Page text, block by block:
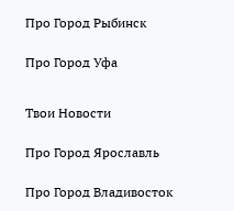
Про Город Рыбинск
Про Город Уфа
Твои Новости
Про Город Ярославль
Про Город Владивосток